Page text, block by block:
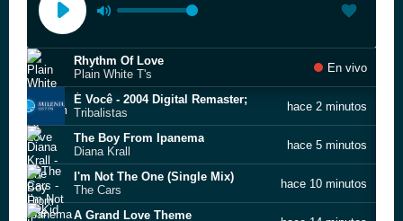
Rhythm Of Love
Plain White T's
En vivo
É Você - 2004 Digital Remaster;
Tribalistas
hace 2 minutos
The Boy From Ipanema
Diana Krall
hace 5 minutos
I'm Not The One (Single Mix)
The Cars
hace 10 minutos
A Grand Love Theme